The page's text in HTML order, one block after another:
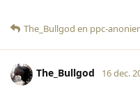
The_Bullgod en ppc-
The_Bullgod 16 dec.